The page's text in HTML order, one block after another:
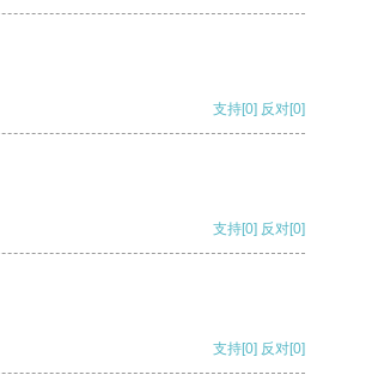
支持[0] 反对[0]
支持[0] 反对[0]
支持[0] 反对[0]